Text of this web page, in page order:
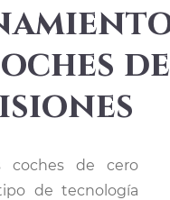
de
coches de cero
de tecnología